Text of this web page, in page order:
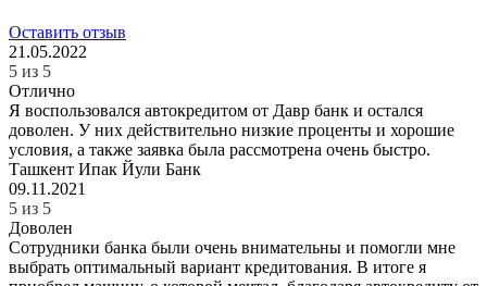
Оставить отзыв
21.05.2022
5 из 5
Отлично
Я воспользовался автокредитом от Давр банк и остался
доволен. У них действительно низкие проценты и хорошие
условия, а также заявка была рассмотрена очень быстро.
Ташкент Ипак Йули Банк
09.11.2021
5 из 5
Доволен
Сотрудники банка были очень внимательны и помогли мне
выбрать оптимальный вариант кредитования. В итоге я